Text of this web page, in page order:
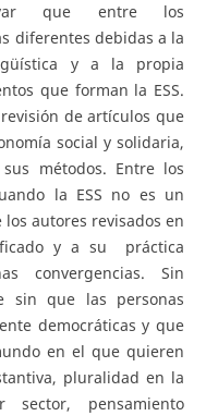
que entre los
diferentes debidas a la
y a la propia
que forman la ESS.
de artículos que
social y solidaria,
métodos. Entre los
la ESS no es un
autores revisados en
y a su práctica
convergencias. Sin
sin que las personas
democráticas y que
en el que quieren
pluralidad en la
sector, pensamiento